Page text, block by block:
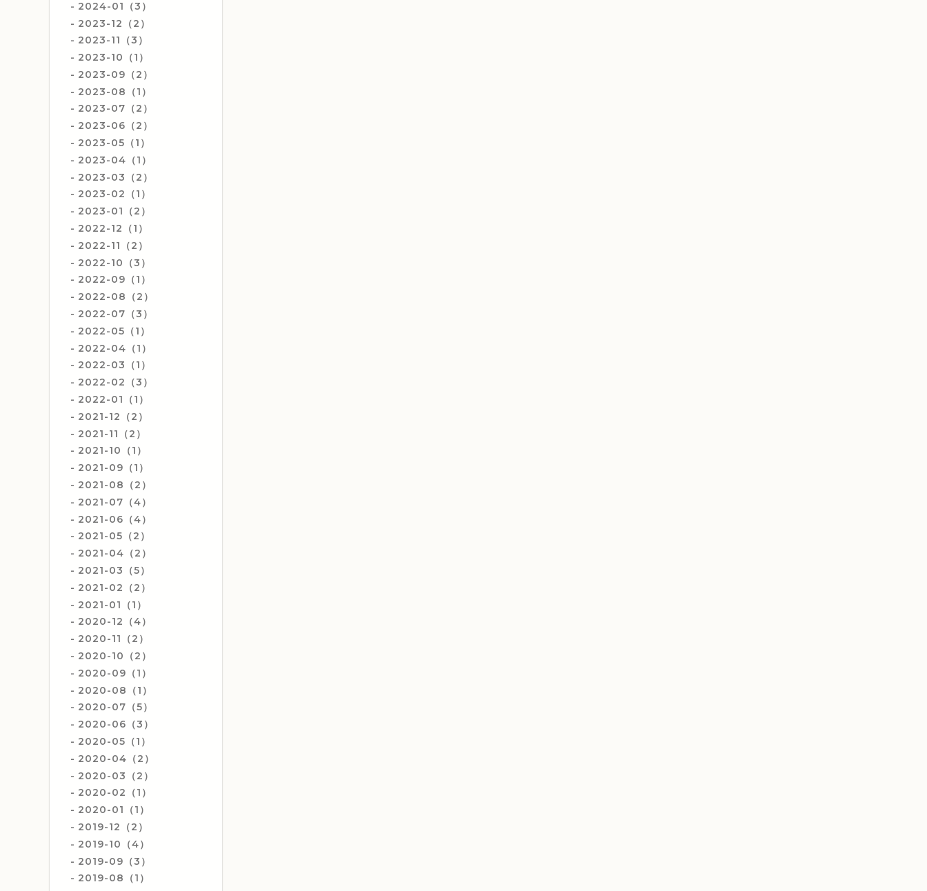
2024-01（3）
2023-12（2）
2023-11（3）
2023-10（1）
2023-09（2）
2023-08（1）
2023-07（2）
2023-06（2）
2023-05（1）
2023-04（1）
2023-03（2）
2023-02（1）
2023-01（2）
2022-12（1）
2022-11（2）
2022-10（3）
2022-09（1）
2022-08（2）
2022-07（3）
2022-05（1）
2022-04（1）
2022-03（1）
2022-02（3）
2022-01（1）
2021-12（2）
2021-11（2）
2021-10（1）
2021-09（1）
2021-08（2）
2021-07（4）
2021-06（4）
2021-05（2）
2021-04（2）
2021-03（5）
2021-02（2）
2021-01（1）
2020-12（4）
2020-11（2）
2020-10（2）
2020-09（1）
2020-08（1）
2020-07（5）
2020-06（3）
2020-05（1）
2020-04（2）
2020-03（2）
2020-02（1）
2020-01（1）
2019-12（2）
2019-10（4）
2019-09（3）
2019-08（1）